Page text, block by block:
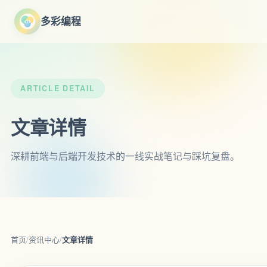
多彩编程
ARTICLE DETAIL
文章详情
深耕前端与后端开发技术的一线实战笔记与踩坑复盘。
首页/资讯中心/文章详情